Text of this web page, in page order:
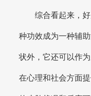
综合看起来，好
种功效成为一种辅
状外，它还可以作
在心理和社会方面